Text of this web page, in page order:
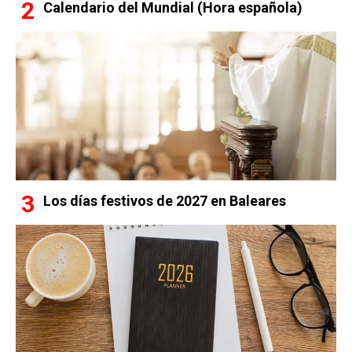
Calendario del Mundial (Hora española)
Los días festivos de 2027 en Baleares